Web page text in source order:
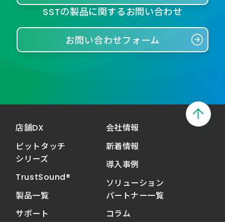
SSTの製品に関するお問い合わせ
お問い合わせフォーム
店舗DX
ピットタッチ
シリーズ
TrustSound®
製品一覧
サポート
会社情報
新着情報
導入事例
ソリューション
パートナー一覧
コラム